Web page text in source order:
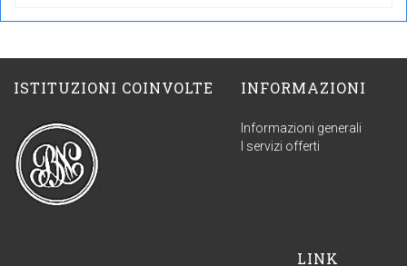
ISTITUZIONI COINVOLTE INFORMAZIONI
Informazioni generali
I servizi offerti
LINK